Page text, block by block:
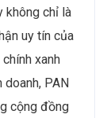
không chỉ là
uy tín của
xanh
doanh, PAN
cộng đồng